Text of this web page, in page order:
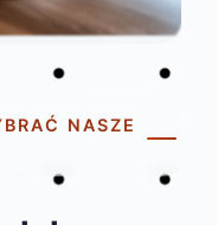
NASZE